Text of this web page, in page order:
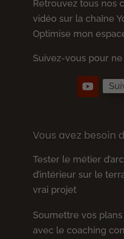
Retrouvez tous nos
vidéo sur la chaîne
Optimise mon
Suivez-vous pour
Vous avez besoin
Tester le métier
d’intérieur sur le
vrai projet
Soumettre vos
avec le coaching